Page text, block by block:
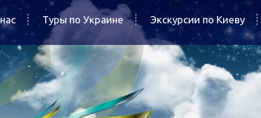
Туры по Украине Экскурсии по Киеву